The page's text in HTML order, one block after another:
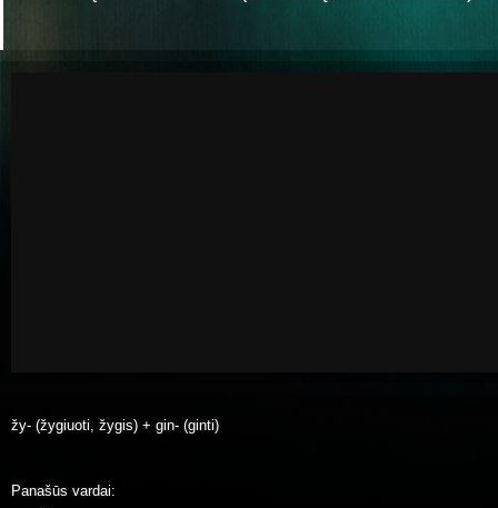
žy- (žygiuoti, žygis) + gin- (ginti)
Panašūs vardai: